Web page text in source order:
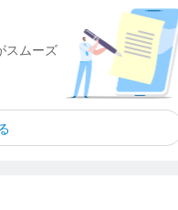
スムーズ